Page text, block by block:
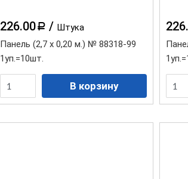
226.00 a / Штука
Панель (2,7 х 0,20 м.) № 88318-99
1уп.=10шт.